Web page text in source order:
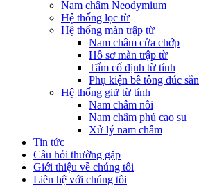
Nam châm Neodymium
Hệ thống lọc từ
Hệ thống màn trập từ
Nam châm cửa chớp
Hồ sơ màn trập từ
Tấm cố định từ tính
Phụ kiện bê tông đúc sẵn
Hệ thống giữ từ tính
Nam châm nồi
Nam châm phủ cao su
Xử lý nam châm
Tin tức
Câu hỏi thường gặp
Giới thiệu về chúng tôi
Liên hệ với chúng tôi